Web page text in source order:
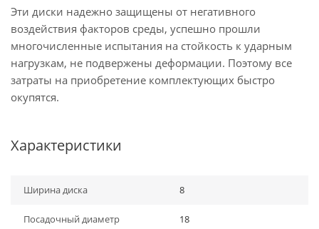
Эти диски надежно защищены от негативного
воздействия факторов среды, успешно прошли
многочисленные испытания на стойкость к ударным
нагрузкам, не подвержены деформации. Поэтому все
затраты на приобретение комплектующих быстро
окупятся.
Характеристики
Ширина диска 8
Посадочный диаметр
18